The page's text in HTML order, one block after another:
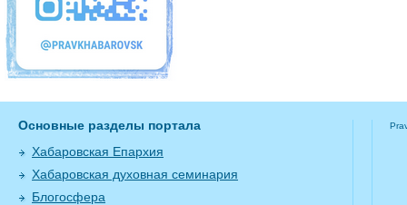
Основные разделы портала
Хабаровская Епархия
Хабаровская духовная семинария
Блогосфера